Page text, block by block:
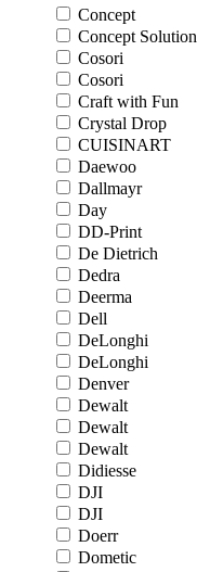
Concept
Concept Solution
Cosori
Cosori
Craft with Fun
Crystal Drop
CUISINART
Daewoo
Dallmayr
Day
DD-Print
De Dietrich
Dedra
Deerma
Dell
DeLonghi
DeLonghi
Denver
Dewalt
Dewalt
Dewalt
Didiesse
DJI
DJI
Doerr
Dometic